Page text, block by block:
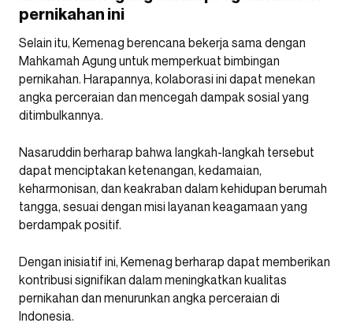
pernikahan ini
Selain itu, Kemenag berencana bekerja sama dengan
Mahkamah Agung untuk memperkuat bimbingan
pernikahan. Harapannya, kolaborasi ini dapat menekan
angka perceraian dan mencegah dampak sosial yang
ditimbulkannya.
Nasaruddin berharap bahwa langkah-langkah tersebut
dapat menciptakan ketenangan, kedamaian,
keharmonisan, dan keakraban dalam kehidupan berumah
tangga, sesuai dengan misi layanan keagamaan yang
berdampak positif.
Dengan inisiatif ini, Kemenag berharap dapat memberikan
kontribusi signifikan dalam meningkatkan kualitas
pernikahan dan menurunkan angka perceraian di
Indonesia.